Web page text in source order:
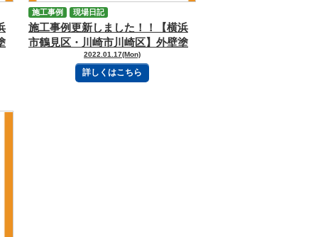
施工事例更新しました！！【横浜
市鶴見区・川崎市川崎区】外壁塗
装・屋根塗装専門店 えいぶす・
2022.01.17(Mon)
詳しくはこちら
施工事例 現場日記